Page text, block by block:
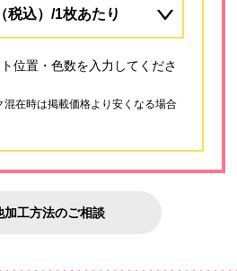
税込）/1枚あたり
位置・色数を入力してくださ
在時は掲載価格より安くなる場合
加工方法のご相談